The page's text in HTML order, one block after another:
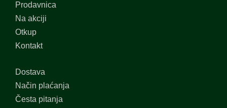
Prodavnica
Na akciji
Otkup
Kontakt
Dostava
Način plaćanja
Česta pitanja